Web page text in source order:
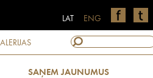
ENG
LAT
SAŅEM JAUNUMUS